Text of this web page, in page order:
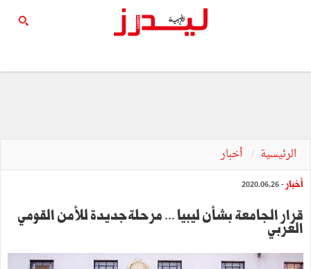
الرئيسية أخبار
أخبار - 2020.06.26
قرار الجامعة بشأن ليبيا ... مرحلةجديدة للأمن القومي
العربي